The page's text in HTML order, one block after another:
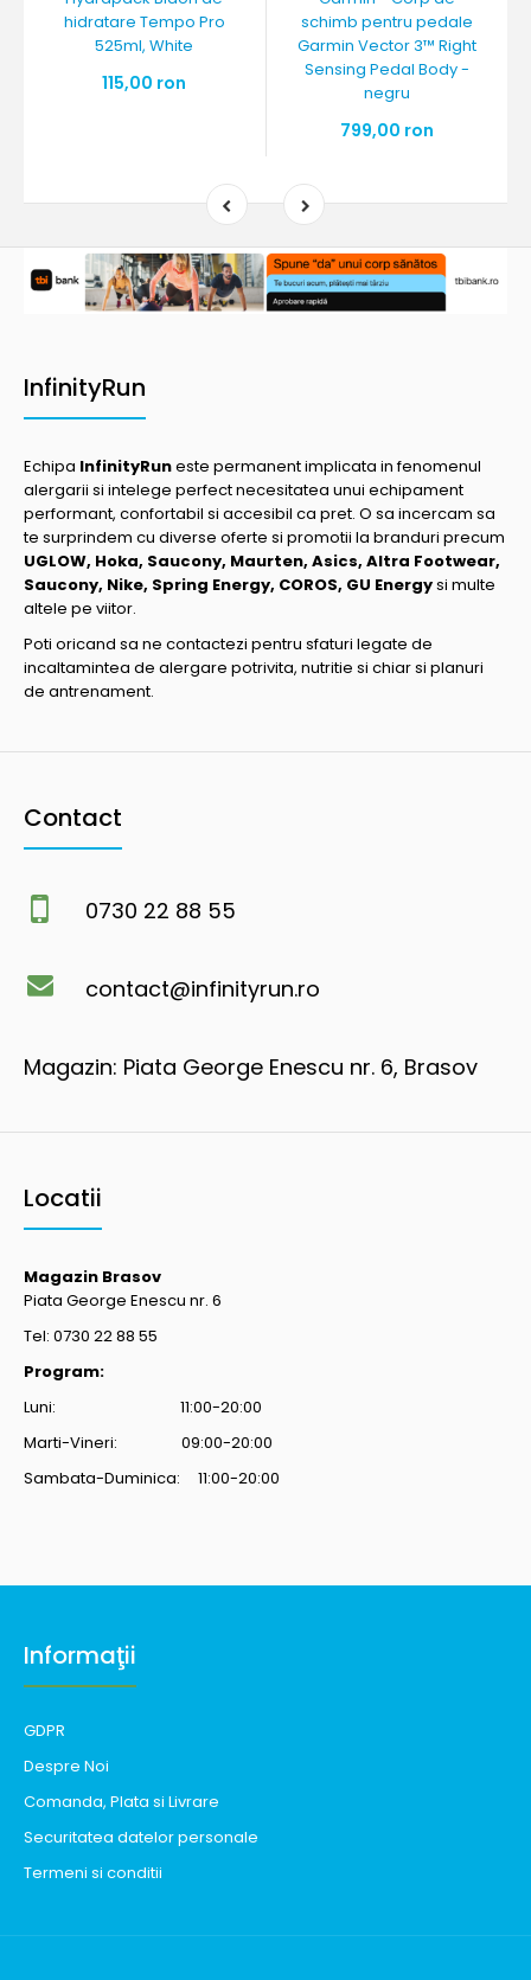
hidratare Tempo Pro
525ml, White
115,00 ron
schimb pentru pedale
Garmin Vector 3™ Right
Sensing Pedal Body -
negru
799,00 ron
InfinityRun
Echipa InfinityRuneste permanent implicata in fenomenul
alergarii si intelege perfect necesitatea unui echipament
performant, confortabil si accesibil ca pret. O sa incercam sa
te surprindem cu diverse oferte si promotii la branduri precum
UGLOW, Hoka, Saucony, Maurten, Asics, Altra Footwear,
Saucony, Nike, Spring Energy, COROS, GU Energysi multe
altele pe viitor.
Poti oricand sa ne contactezi pentru sfaturi legate de
incaltamintea de alergare potrivita, nutritie si chiar si planuri
de antrenament.
Contact
0730 22 88 55
contact@infinityrun.ro
Magazin: Piata George Enescu nr. 6, Brasov
Locatii
Magazin Brasov
Piata George Enescu nr. 6
Tel: 0730 22 88 55
Program:
Luni: 11:00-20:00
Marti-Vineri: 09:00-20:00
Sambata-Duminica: 11:00-20:00
Informaţii
GDPR
Despre Noi
Comanda, Plata si Livrare
Securitatea datelor personale
Termeni si conditii